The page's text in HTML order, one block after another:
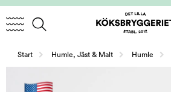
Start Humle, Jäst & Malt Humle